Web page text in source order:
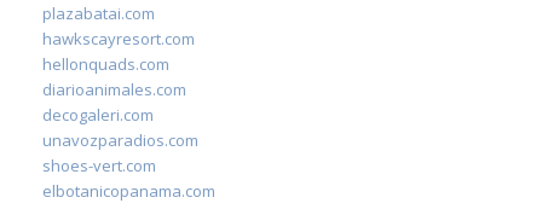
plazabatai.com
hawkscayresort.com
hellonquads.com
diarioanimales.com
decogaleri.com
unavozparadios.com
shoes-vert.com
elbotanicopanama.com